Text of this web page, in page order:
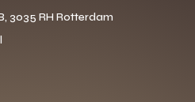
3035 RH Rotterdam